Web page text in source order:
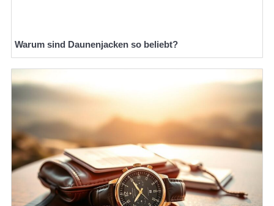
Warum sind Daunenjacken so beliebt?